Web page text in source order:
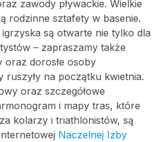
zawody pływackie. Wielkie
rodzinne sztafety w basenie.
są otwarte nie tylko dla
– zapraszamy także
oraz dorosłe osoby
ruszyły na początku kwietnia.
oraz szczegółowe
i mapy tras, które
kolarzy i triathlonistów, są
Naczelnej Izby